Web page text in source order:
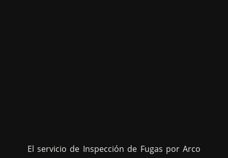
El servicio de Inspección de Fugas por Arco